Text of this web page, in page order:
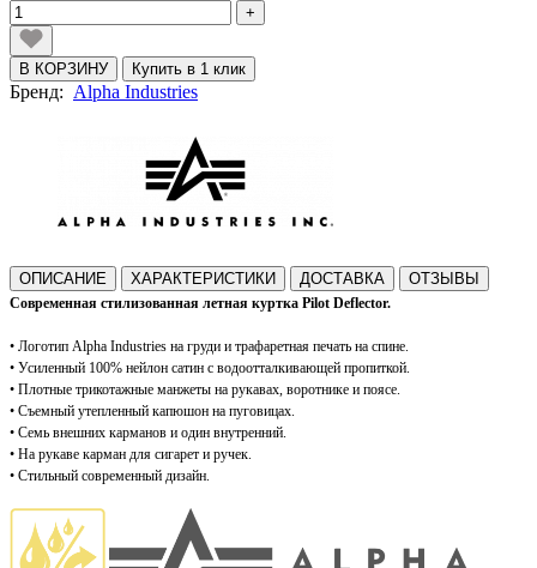
+
В КОРЗИНУ Купить в 1 клик
Бренд: Alpha Industries
ОПИСАНИЕ ХАРАКТЕРИСТИКИ ДОСТАВКА ОТЗЫВЫ
Современная стилизованная летная куртка Pilot Deflector.
• Логотип Alpha Industries на груди и трафаретная печать на спине.
• Усиленный 100% нейлон сатин с водоотталкивающей пропиткой.
• Плотные трикотажные манжеты на рукавах, воротнике и поясе.
• Съемный утепленный капюшон на пуговицах.
• Семь внешних карманов и один внутренний.
• На рукаве карман для сигарет и ручек.
• Стильный современный дизайн.